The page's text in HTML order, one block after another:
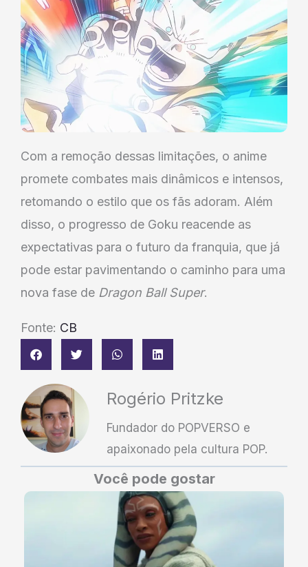
Com a remoção dessas limitações, o anime
promete combates mais dinâmicos e intensos,
retomando o estilo que os fãs adoram. Além
disso, o progresso de Goku reacende as
expectativas para o futuro da franquia, que já
pode estar pavimentando o caminho para uma
nova fase de Dragon Ball Super.
Fonte: CB
Rogério Pritzke
Fundador do POPVERSO e
apaixonado pela cultura POP.
Você pode gostar